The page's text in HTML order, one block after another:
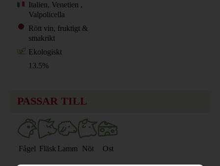
Italien, Venetien ,
Valpolicella
Rött vin, fruktigt &
smakrikt
Ekologiskt
13.5%
PASSAR TILL
Fågel Fläsk Lamm Nöt Ost